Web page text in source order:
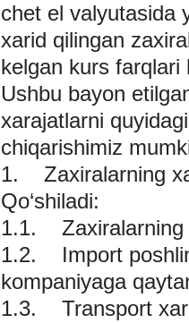
chet el valyutasida
xarid qilingan
kelgan kurs farqlari
Ushbu bayon
xarajatlarni
chiqarishimiz
1. Zaxiralarning
Qo‘shiladi:
1.1. Zaxiralarning
1.2. Import
kompaniyaga
1.3. Transport